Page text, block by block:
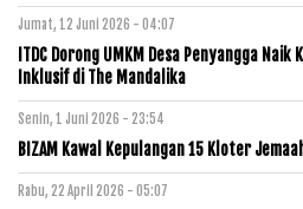
Jumat, 12 Juni 2026 - 04:07
ITDC Dorong UMKM Desa Penyangga
Inklusif di The Mandalika
Senin, 1 Juni 2026 - 23:54
BIZAM Kawal Kepulangan 15 Kloter
Rabu, 22 April 2026 - 05:07